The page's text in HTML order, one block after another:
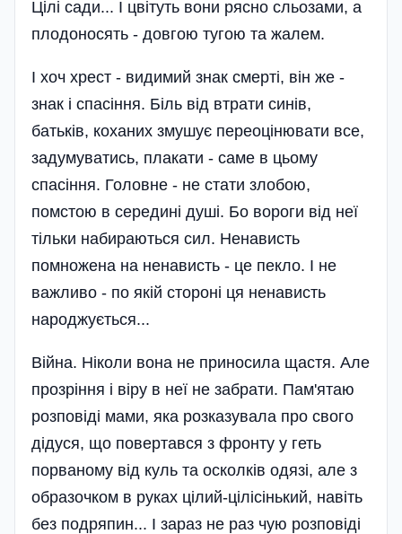
Цілі сади... І цвітуть вони рясно сльозами, а
плодоносять - довгою тугою та жалем.
І хоч хрест - видимий знак смерті, він же -
знак і спасіння. Біль від втрати синів,
батьків, коханих змушує переоцінювати все,
задумуватись, плакати - саме в цьому
спасіння. Головне - не стати злобою,
помстою в середині душі. Бо вороги від неї
тільки набираються сил. Ненависть
помножена на ненависть - це пекло. І не
важливо - по якій стороні ця ненависть
народжується...
Війна. Ніколи вона не приносила щастя. Але
прозріння і віру в неї не забрати. Пам'ятаю
розповіді мами, яка розказувала про свого
дідуся, що повертався з фронту у геть
порваному від куль та осколків одязі, але з
образочком в руках цілий-цілісінький, навіть
без подряпин... І зараз не раз чую розповіді